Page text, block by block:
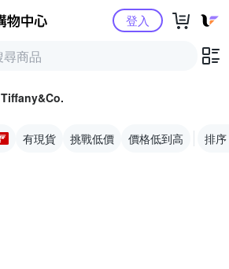
Yahoo購物中心登入
Tiffany&Co.
有現貨 挑戰低價 價格低到高 排序